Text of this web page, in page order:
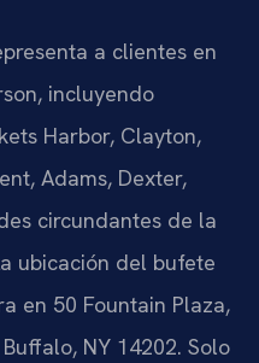
a clientes en
incluyendo
Harbor, Clayton,
Adams, Dexter,
circundantes de la
ubicación del bufete
en 50 Fountain Plaza,
NY 14202. Solo